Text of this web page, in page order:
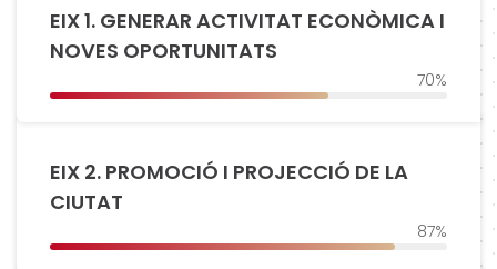
EIX 1. GENERAR ACTIVITAT ECONÒMICA I
NOVES OPORTUNITATS
70%
EIX 2. PROMOCIÓ I PROJECCIÓ DE LA
CIUTAT
87%